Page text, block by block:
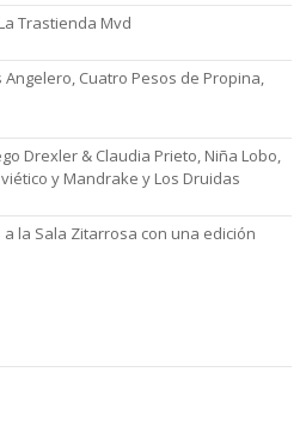
Trastienda Mvd
Angelero, Cuatro Pesos de Propina,
Drexler & Claudia Prieto, Niña Lobo,
y Mandrake y Los Druidas
la Sala Zitarrosa con una edición